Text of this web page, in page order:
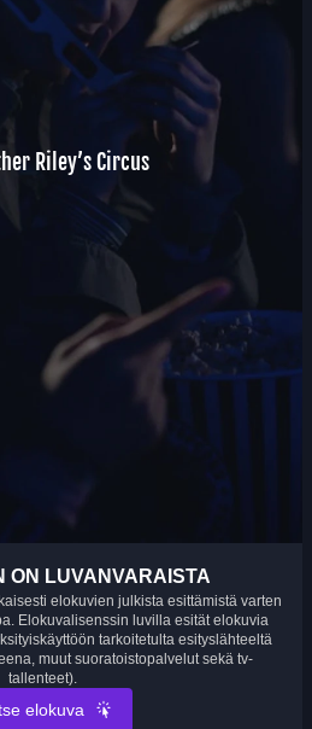
Riley’s Circus
ON LUVANVARAISTA
elokuvien julkista esittämistä varten
Elokuvalisenssin luvilla esität elokuvia
tarkoitetulta esityslähteeltä
muut suoratoistopalvelut sekä tv-
tallenteet).
elokuva